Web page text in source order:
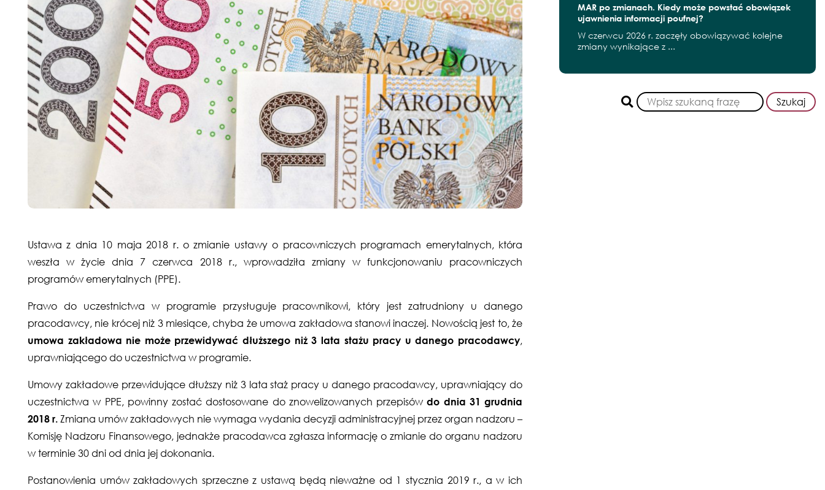
Ustawa z dnia 10 maja 2018 r. o zmianie ustawy o pracowniczych programach emerytalnych, która
weszła w życie dnia 7 czerwca 2018 r., wprowadziła zmiany w funkcjonowaniu pracowniczych
programów emerytalnych (PPE).
Prawo do uczestnictwa w programie przysługuje pracownikowi, który jest zatrudniony u danego
pracodawcy, nie krócej niż 3 miesiące, chyba że umowa zakładowa stanowi inaczej. Nowością jest to, że
umowa zakładowa nie może przewidywać dłuższego niż 3 lata stażu pracy u danego pracodawcy,
uprawniającego do uczestnictwa w programie.
Umowy zakładowe przewidujące dłuższy niż 3 lata staż pracy u danego pracodawcy, uprawniający do
uczestnictwa w PPE, powinny zostać dostosowane do znowelizowanych przepisówdo dnia 31 grudnia
2018 r. Zmiana umów zakładowych nie wymaga wydania decyzji administracyjnej przez organ nadzoru –
Komisję Nadzoru Finansowego, jednakże pracodawca zgłasza informację o zmianie do organu nadzoru
w terminie 30 dni od dnia jej dokonania.
Postanowienia umów zakładowych sprzeczne z ustawą będą nieważne od 1 stycznia 2019 r., a w ich
MAR po zmianach. Kiedy może powstać obowiązek
ujawnienia informacji poufnej?
W czerwcu 2026 r. zaczęły obowiązywać kolejne
zmiany wynikające z ...
Szukaj